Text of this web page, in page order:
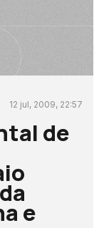
12 jul, 2009, 22:57
de
e